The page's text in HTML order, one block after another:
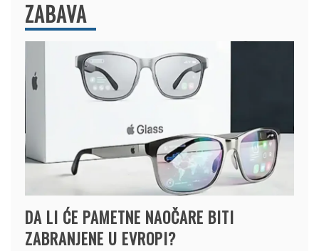
ZABAVA
DA LI ĆE PAMETNE NAOČARE BITI
ZABRANJENE U EVROPI?